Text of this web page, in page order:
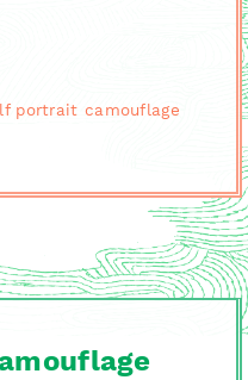
portrait camouflage